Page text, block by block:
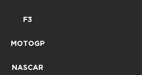
F3
MOTOGP
NASCAR